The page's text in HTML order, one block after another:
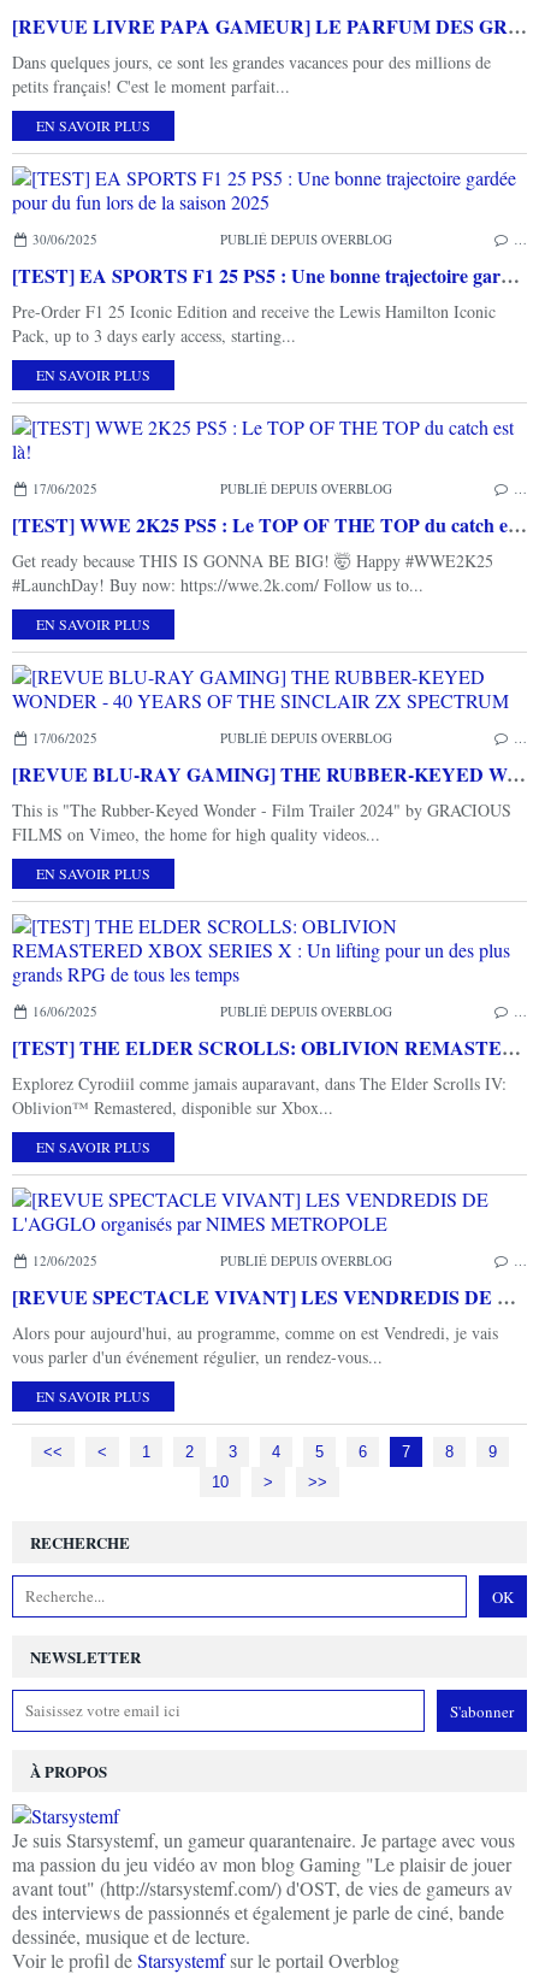
[REVUE LIVRE PAPA GAMEUR] LE PARFUM DES GRANDES VACANCES de Thibault PRUGNE aux éditions MARGOT
Dans quelques jours, ce sont les grandes vacances pour des millions de
petits français! C'est le moment parfait...
EN SAVOIR PLUS
30/06/2025 PUBLIÉ DEPUIS OVERBLOG
[TEST] EA SPORTS F1 25 PS5 : Une bonne trajectoire gardée pour du fun lors de la saison 2025
Pre-Order F1 25 Iconic Edition and receive the Lewis Hamilton Iconic
Pack, up to 3 days early access, starting...
EN SAVOIR PLUS
17/06/2025 PUBLIÉ DEPUIS OVERBLOG
[TEST] WWE 2K25 PS5 : Le TOP OF THE TOP du catch est là!
Get ready because THIS IS GONNA BE BIG! 🤯 Happy #WWE2K25
#LaunchDay! Buy now: https://wwe.2k.com/ Follow us to...
EN SAVOIR PLUS
17/06/2025 PUBLIÉ DEPUIS OVERBLOG
[REVUE BLU-RAY GAMING] THE RUBBER-KEYED WONDER - 40 YEARS OF THE SINCLAIR ZX SPECTRUM
This is "The Rubber-Keyed Wonder - Film Trailer 2024" by GRACIOUS
FILMS on Vimeo, the home for high quality videos...
EN SAVOIR PLUS
16/06/2025 PUBLIÉ DEPUIS OVERBLOG
[TEST] THE ELDER SCROLLS: OBLIVION REMASTERED XBOX SERIES X : Un lifting pour un des plus grands RPG de tous les temps
Explorez Cyrodiil comme jamais auparavant, dans The Elder Scrolls IV:
Oblivion™ Remastered, disponible sur Xbox...
EN SAVOIR PLUS
12/06/2025 PUBLIÉ DEPUIS OVERBLOG
[REVUE SPECTACLE VIVANT] LES VENDREDIS DE L'AGGLO organisés par NIMES METROPOLE
Alors pour aujourd'hui, au programme, comme on est Vendredi, je vais
vous parler d'un événement régulier, un rendez-vous...
EN SAVOIR PLUS
<< < 1 2 3 4 5 6 7 8
9
10
20
30
40
50
60
70
80
90
100
> >>
NEWSLETTER
RECHERCHE
À PROPOS
Je suis Starsystemf, un gameur quarantenaire. Je partage avec vous
ma passion du jeu vidéo av mon blog Gaming "Le plaisir de jouer
avant tout" (http://starsystemf.com/) d'OST, de vies de gameurs av
des interviews de passionnés et également je parle de ciné, bande
dessinée, musique et de lecture.
Voir le profil deStarsystemfsur le portail Overblog